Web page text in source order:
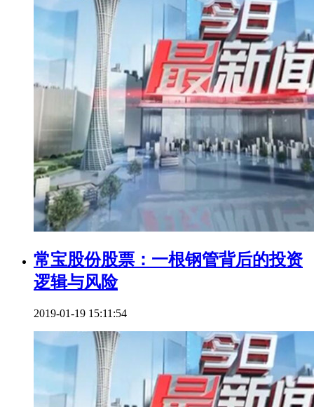
常宝股份股票：一根钢管背后的投资
逻辑与风险
2019-01-19 15:11:54